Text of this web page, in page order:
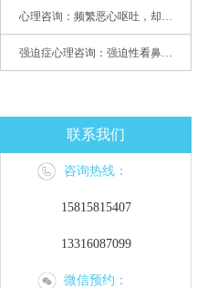
心理咨询：频繁恶心呕吐，却无身体异常
强迫症心理咨询：强迫性看鼻尖，害我无法学习
联系我们
咨询热线：
15815815407
13316087099
微信预约：